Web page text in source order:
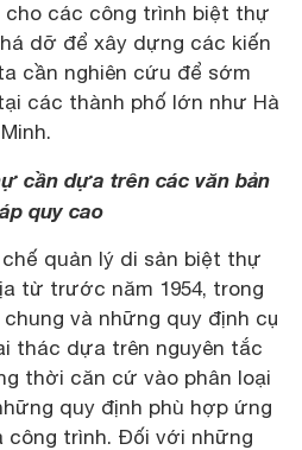
cho các công trình biệt thự
dỡ để xây dựng các kiến
cần nghiên cứu để sớm
các thành phố lớn như Hà
cần dựa trên các văn bản
quy cao
quản lý di sản biệt thự
từ trước năm 1954, trong
và những quy định cụ
thác dựa trên nguyên tắc
thời căn cứ vào phân loại
quy định phù hợp ứng
công trình. Đối với những